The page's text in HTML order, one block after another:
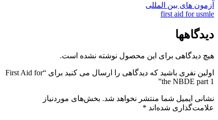
آزمون های بین المللی
first aid for usmle
دیدگاهها
هیچ دیدگاهی برای این محصول نوشته نشده است.
اولین نفری باشید که دیدگاهی را ارسال می کنید برای “First Aid for
the NBDE part 1”
نشانی ایمیل شما منتشر نخواهد شد. بخش‌های موردنیاز
علامت‌گذاری شده‌اند *